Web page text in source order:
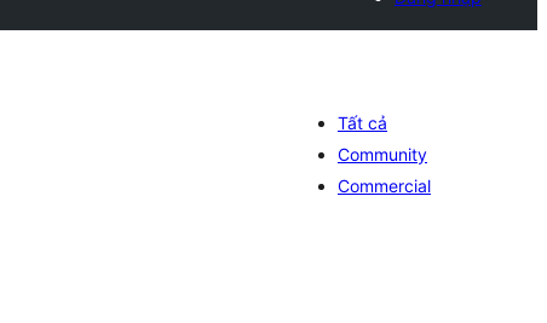
Tất cả
Community
Commercial